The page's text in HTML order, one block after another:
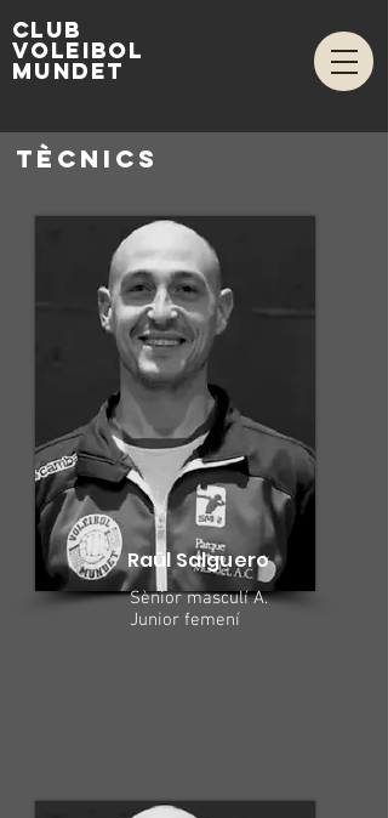
club
voleibol
mundet
tècnics
Raül Salguero
Sènior masculí A.
Junior femení​​​